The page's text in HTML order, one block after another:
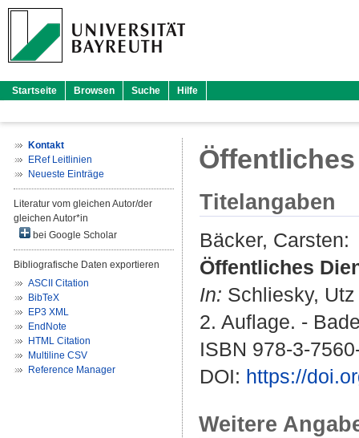
Startseite Browsen Suche Hilfe
Kontakt
ERef Leitlinien
Neueste Einträge
Literatur vom gleichen Autor/der
gleichen Autor*in
bei Google Scholar
Bibliografische Daten exportieren
ASCII Citation
BibTeX
EP3 XML
EndNote
HTML Citation
Multiline CSV
Reference Manager
Titelangaben
Bäcker, Carsten:
Öffentliches
In: Schliesky, Utz
2. Auflage. -
ISBN 978-3-
DOI: https://
Weitere